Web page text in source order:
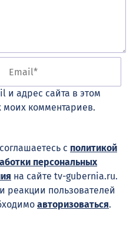
и адрес сайта в этом
комментариев.
с политикой
персональных
на сайте tv-gubernia.ru.
реакции пользователей
авторизоваться.